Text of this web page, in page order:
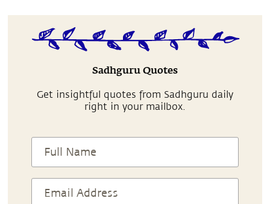
Sadhguru Quotes
Get insightful quotes from Sadhguru daily
right in your mailbox.